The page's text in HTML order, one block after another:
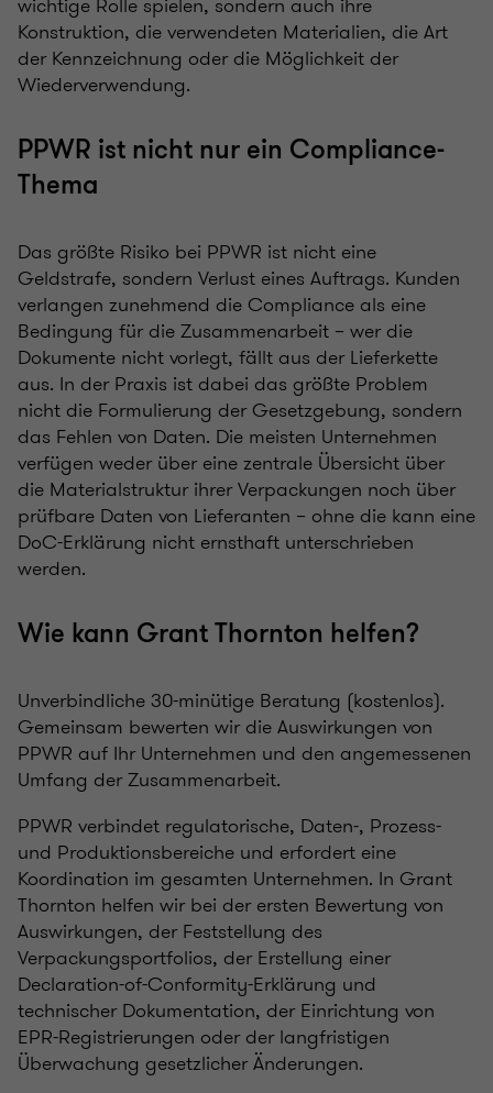
Konstruktion, die verwendeten Materialien, die Art
der Kennzeichnung oder die Möglichkeit der
Wiederverwendung.
PPWR ist nicht nur ein Compliance-
Thema
Das größte Risiko bei PPWR ist nicht eine
Geldstrafe, sondern Verlust eines Auftrags. Kunden
verlangen zunehmend die Compliance als eine
Bedingung für die Zusammenarbeit – wer die
Dokumente nicht vorlegt, fällt aus der Lieferkette
aus. In der Praxis ist dabei das größte Problem
nicht die Formulierung der Gesetzgebung, sondern
das Fehlen von Daten. Die meisten Unternehmen
verfügen weder über eine zentrale Übersicht über
die Materialstruktur ihrer Verpackungen noch über
prüfbare Daten von Lieferanten – ohne die kann eine
DoC-Erklärung nicht ernsthaft unterschrieben
werden.
Wie kann Grant Thornton helfen?
Unverbindliche 30-minütige Beratung (kostenlos).
Gemeinsam bewerten wir die Auswirkungen von
PPWR auf Ihr Unternehmen und den angemessenen
Umfang der Zusammenarbeit.
PPWR verbindet regulatorische, Daten-, Prozess-
und Produktionsbereiche und erfordert eine
Koordination im gesamten Unternehmen. In Grant
Thornton helfen wir bei der ersten Bewertung von
Auswirkungen, der Feststellung des
Verpackungsportfolios, der Erstellung einer
Declaration-of-Conformity-Erklärung und
technischer Dokumentation, der Einrichtung von
EPR-Registrierungen oder der langfristigen
Überwachung gesetzlicher Änderungen.